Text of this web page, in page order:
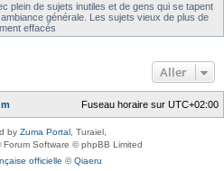
plein de sujets inutiles et de gens qui se tapent
générale. Les sujets vieux de plus de
effacés
Aller
Fuseau horaire sur UTC+02:00
by Zuma Portal , Turaiel,
Forum Software © phpBB Limited
officielle ©Qiaeru